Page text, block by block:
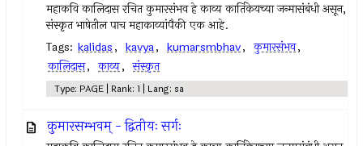
महाकवि कालिदास रचित कुमारसंभव हे काव्य कार्तिकेयच्या जन्मासंबंधी असून,
संस्कृत भाषेतील पाच महाकाव्यांपैकी एक आहे.
Tags: kalidas, kavya, kumarsmbhav, कुमारसंभव,
कालिदास, काव्य, संस्कृत
Type: PAGE | Rank: 1 | Lang: sa
कुमारसम्भवम् - द्वितीयः सर्गः